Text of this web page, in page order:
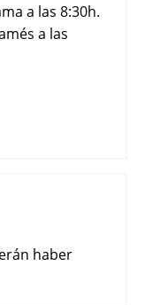
a las 8:30h.
a las
haber